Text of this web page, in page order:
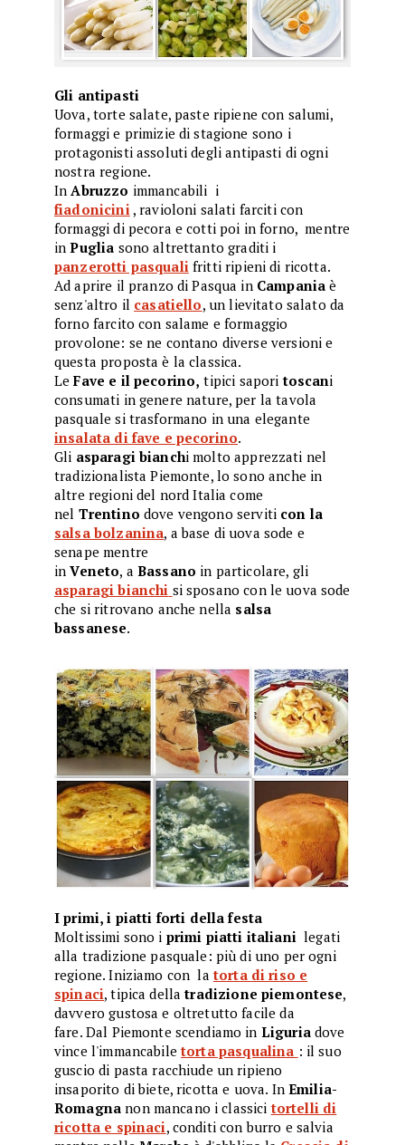
Gli antipasti
Uova, torte salate, paste ripiene con salumi,
formaggi e primizie di stagione sono i
protagonisti assoluti degli antipasti di ogni
nostra regione.
InAbruzzo immancabili i
fiadonicini, ravioloni salati farciti con
formaggi di pecora e cotti poi in forno, mentre
inPuglia sono altrettanto graditi i
panzerotti pasquali fritti ripieni di ricotta.
Ad aprire il pranzo di Pasqua in Campania è
senz'altro il casatiello, un lievitato salato da
forno farcito con salame e formaggio
provolone: se ne contano diverse versioni e
questa proposta è la classica.
Le Fave e il pecorino, tipici saporitoscani
consumati in genere nature, per la tavola
pasquale si trasformano in una elegante
insalata di fave e pecorino.
Gli asparagi bianchi molto apprezzati nel
tradizionalista Piemonte, lo sono anche in
altre regioni del nord Italia come
nel Trentino dove vengono serviti con la
salsa bolzanina, a base di uova sode e
senape mentre
inVeneto, a Bassano in particolare, gli
asparagi bianchi si sposano con le uova sode
che si ritrovano anche nella salsa
bassanese.
I primi, i piatti forti della festa
Moltissimi sono i primi piatti italianilegati
alla tradizione pasquale: più di uno per ogni
regione. Iniziamo con latorta di riso e
spinaci, tipica dellatradizione piemontese,
davvero gustosa e oltretutto facile da
fare. Dal Piemonte scendiamo in Liguriadove
vince l'immancabiletorta pasqualina : il suo
guscio di pasta racchiude un ripieno
insaporito di biete, ricotta e uova. In Emilia-
Romagna non mancano i classicitortelli di
ricotta e spinaci, conditi con burro e salvia